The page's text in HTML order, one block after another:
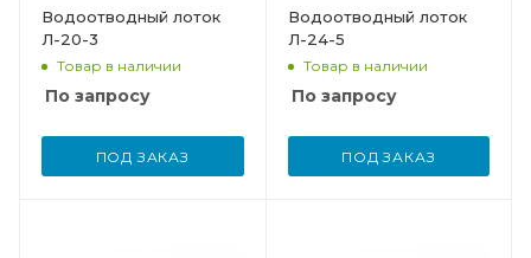
Водоотводный лоток
Л-20-3
Товар в наличии
По запросу
ПОД ЗАКАЗ
Водоотводный лоток
Л-24-5
Товар в наличии
По запросу
ПОД ЗАКАЗ